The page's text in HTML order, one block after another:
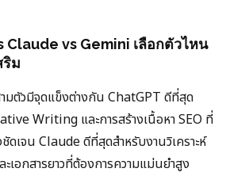
Claude vs Gemini เลือกตัวไหน
ริม
มตัวมีจุดแข็งต่างกัน ChatGPT ดีที่สุด
Writing และการสร้างเนื้อหา SEO ที่
ดเจน Claude ดีที่สุดสำหรับงานวิเคราะห์
ะเอกสารยาวที่ต้องการความแม่นยำสูง